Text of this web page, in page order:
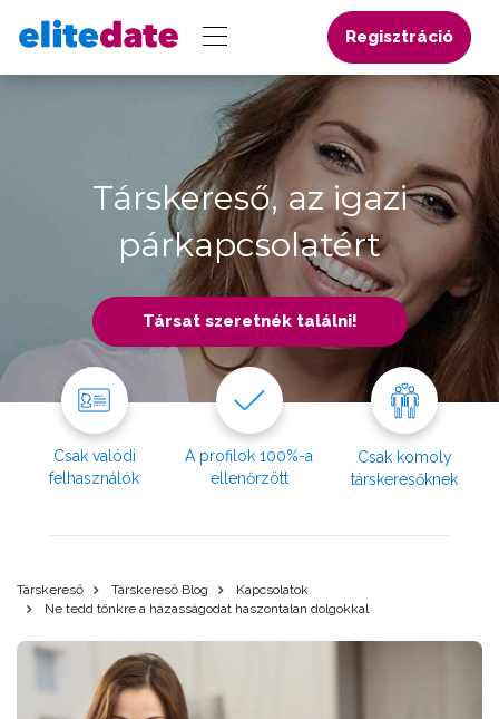
Regisztráció
Társkereső, az igazi
párkapcsolatért
Társat szeretnék találni!
Csak valódi
felhasználók
A profilok 100%-a
ellenőrzött
Csak komoly
társkeresőknek
Társkereső Társkereső Blog
Kapcsolatok
Ne tedd tönkre a házasságodat haszontalan dolgokkal